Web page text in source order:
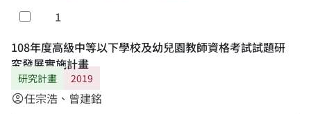
勾選
1
108年度高級中等以下學校及幼兒園教師資格考試試題研
究發展實施計畫
研究計畫 2019
account_circle任宗浩、曾建銘